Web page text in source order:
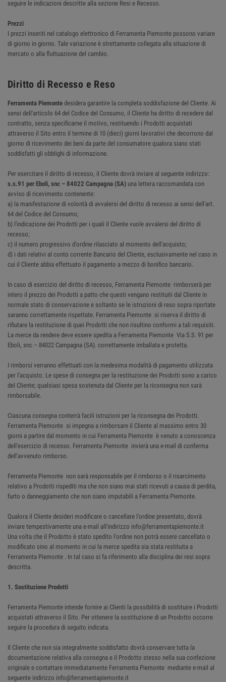
seguire le indicazioni descritte alla sezione Resi e Recesso.
Prezzi
I prezzi inseriti nel catalogo elettronico di Ferramenta Piemonte possono variare
di giorno in giorno. Tale variazione è strettamente collegata alla situazione di
mercato o alla fluttuazione del cambio.
Diritto di Recesso e Reso
Ferramenta Piemonte desidera garantire la completa soddisfazione del Cliente. Ai
sensi dell'articolo 64 del Codice del Consumo, il Cliente ha diritto di recedere dal
contratto, senza specificarne il motivo, restituendo i Prodotti acquistati
attraverso il Sito entro il termine di 10 (dieci) giorni lavorativi che decorrono dal
giorno di ricevimento dei beni da parte del consumatore qualora siano stati
soddisfatti gli obblighi di informazione.
Per esercitare il diritto di recesso, il Cliente dovrà inviare al seguente indirizzo:
s.s.91 per Eboli, snc – 84022 Campagna (SA) una lettera raccomandata con
avviso di ricevimento contenente:
a) la manifestazione di volontà di avvalersi del diritto di recesso ai sensi dell'art.
64 del Codice del Consumo;
b) l'indicazione dei Prodotti per i quali il Cliente vuole avvalersi del diritto di
recesso;
c) il numero progressivo d'ordine rilasciato al momento dell'acquisto;
d) i dati relativi al conto corrente Bancario del Cliente, esclusivamente nel caso in
cui il Cliente abbia effettuato il pagamento a mezzo di bonifico bancario.
In caso di esercizio del diritto di recesso, Ferramenta Piemonte rimborserà per
intero il prezzo dei Prodotti a patto che questi vengano restituiti dal Cliente in
normale stato di conservazione e soltanto se le istruzioni di reso sopra riportate
saranno correttamente rispettate. Ferramenta Piemonte si riserva il diritto di
rifiutare la restituzione di quei Prodotti che non risultino conformi a tali requisiti.
La merce da rendere deve essere spedita a Ferramenta Piemonte Via S.S. 91 per
Eboli, snc – 84022 Campagna (SA). correttamente imballata e protetta.
I rimborsi verranno effettuati con la medesima modalità di pagamento utilizzata
per l'acquisto. Le spese di consegna per la restituzione dei Prodotti sono a carico
del Cliente; qualsiasi spesa sostenuta dal Cliente per la riconsegna non sarà
rimborsabile.
Ciascuna consegna conterrà facili istruzioni per la riconsegna dei Prodotti.
Ferramenta Piemonte si impegna a rimborsare il Cliente al massimo entro 30
giorni a partire dal momento in cui Ferramenta Piemonte è venuto a conoscenza
dell'esercizio di recesso. Ferramenta Piemonte invierà una e-mail di conferma
dell'avvenuto rimborso.
Ferramenta Piemonte non sarà responsabile per il rimborso o il risarcimento
relativo a Prodotti rispediti ma che non siano mai stati ricevuti a causa di perdita,
furto o danneggiamento che non siano imputabili a Ferramenta Piemonte.
Qualora il Cliente desideri modificare o cancellare l'ordine presentato, dovrà
inviare tempestivamente una e-mail all'indirizzo info@ferramentapiemonte.it
Una volta che il Prodotto è stato spedito l'ordine non potrà essere cancellato o
modificato sino al momento in cui la merce spedita sia stata restituita a
Ferramenta Piemonte . In tal caso si fa riferimento alla disciplina dei resi sopra
descritta.
1. Sostituzione Prodotti
Ferramenta Piemonte intende fornire ai Clienti la possibilità di sostituire i Prodotti
acquistati attraverso il Sito. Per ottenere la sostituzione di un Prodotto occorre
seguire la procedura di seguito indicata.
Il Cliente che non sia integralmente soddisfatto dovrà conservare tutta la
documentazione relativa alla consegna e il Prodotto stesso nella sua confezione
originale e contattare immediatamente Ferramenta Piemonte mediante e-mail al
seguente indirizzo info@ferramentapiemonte.it